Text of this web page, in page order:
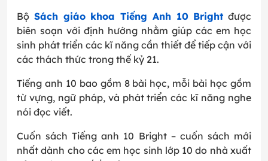
Bộ Sách giáo khoa Tiếng Anh 10 Bright được
biên soạn với định hướng nhằm giúp các em học
sinh phát triển các kĩ năng cần thiết để tiếp cận với
các thách thức trong thế kỷ 21.
Tiếng anh 10 bao gồm 8 bài học, mỗi bài học gồm
từ vựng, ngữ pháp, và phát triển các kĩ năng nghe
nói đọc viết.
Cuốn sách Tiếng anh 10 Bright – cuốn sách mới
nhất dành cho các em học sinh lớp 10 do nhà xuất